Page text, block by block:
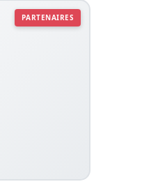
PARTENAIRES